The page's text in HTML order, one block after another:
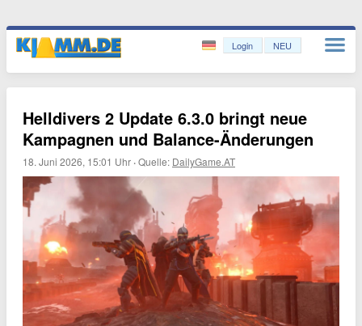
Login NEU
Helldivers 2 Update 6.3.0 bringt neue
Kampagnen und Balance-Änderungen
18. Juni 2026, 15:01 Uhr ·Quelle: DailyGame.AT